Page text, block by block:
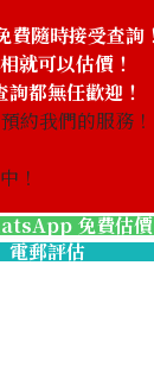
費隨時接受查詢
就可以估價！
詢都無任歡迎！
約我們的服務！
！
免費估價
電郵評估